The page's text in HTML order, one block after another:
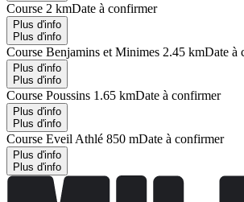
Course 2 kmDate à confirmer
Plus d'info
Plus d'info
Course Benjamins et Minimes 2.45 kmDate à
Plus d'info
Plus d'info
Course Poussins 1.65 kmDate à confirmer
Plus d'info
Plus d'info
Course Eveil Athlé 850 mDate à confirmer
Plus d'info
Plus d'info